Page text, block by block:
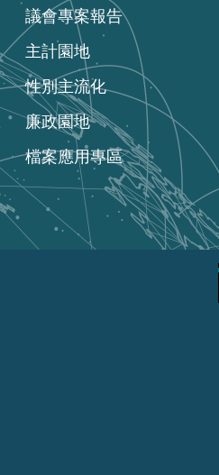
議會專案報告
主計園地
性別主流化
廉政園地
檔案應用專區